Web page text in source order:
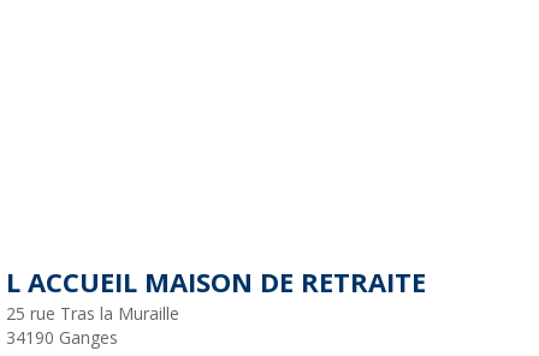
L ACCUEIL MAISON DE RETRAITE
25 rue Tras la Muraille
34190 Ganges